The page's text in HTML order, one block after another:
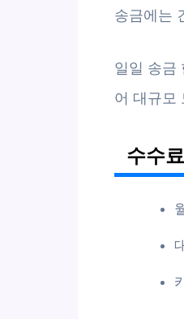
송금에는
일일 송금
어 대규모
수수